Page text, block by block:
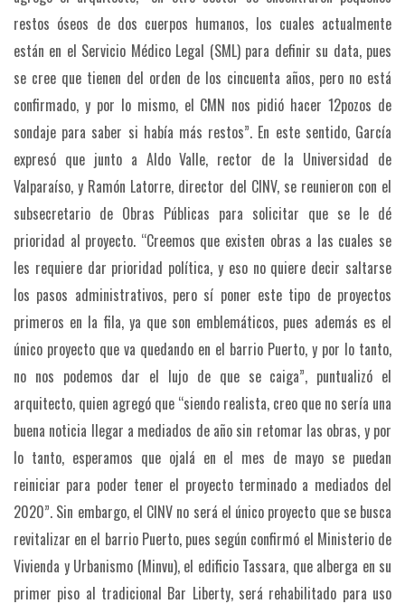
restos óseos de dos cuerpos humanos, los cuales actualmente
están en el Servicio Médico Legal (SML) para definir su data, pues
se cree que tienen del orden de los cincuenta años, pero no está
confirmado, y por lo mismo, el CMN nos pidió hacer 12pozos de
sondaje para saber si había más restos”. En este sentido, García
expresó que junto a Aldo Valle, rector de la Universidad de
Valparaíso, y Ramón Latorre, director del CINV, se reunieron con el
subsecretario de Obras Públicas para solicitar que se le dé
prioridad al proyecto. “Creemos que existen obras a las cuales se
les requiere dar prioridad política, y eso no quiere decir saltarse
los pasos administrativos, pero sí poner este tipo de proyectos
primeros en la fila, ya que son emblemáticos, pues además es el
único proyecto que va quedando en el barrio Puerto, y por lo tanto,
no nos podemos dar el lujo de que se caiga”, puntualizó el
arquitecto, quien agregó que “siendo realista, creo que no sería una
buena noticia llegar a mediados de año sin retomar las obras, y por
lo tanto, esperamos que ojalá en el mes de mayo se puedan
reiniciar para poder tener el proyecto terminado a mediados del
2020”. Sin embargo, el CINV no será el único proyecto que se busca
revitalizar en el barrio Puerto, pues según confirmó el Ministerio de
Vivienda y Urbanismo (Minvu), el edificio Tassara, que alberga en su
primer piso al tradicional Bar Liberty, será rehabilitado para uso